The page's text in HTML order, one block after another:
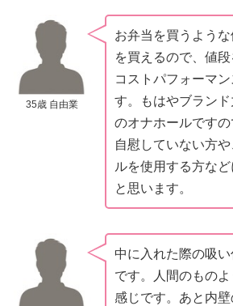
35歳 自由業
お弁当を買うよう
を買えるので、値
コストパフォーマ
す。もはやブラン
のオナホールです
自慰していない方
ルを使用する方な
と思います。
中に入れた際の吸
です。人間のもの
感じです。あと内